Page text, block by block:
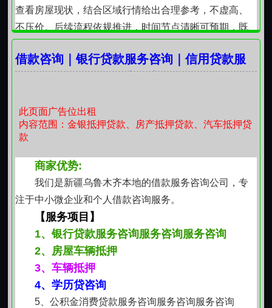
径。如遇临时性收入波动，可在约定框架内协商调整还
款安排。同时定期更新相关政策动向与金融知识要点，
帮助客户提升财务规划能力，逐步增强自主应对资金需
求变化的信心与手段。
查看房屋现状，结合区域行情给出合理参考，不虚高、
不压价。后续流程依规推进，时间节点清晰可预期，既
不止于房产，多元方式协同支持
正常缴存的公积金账户，梳理可支持的额度空间；或根
据经营年限、流水特征，匹配适合的经营类资金安排。
代，只做客观说明与合理建议。
尊重个体差异，不设统一门槛
不同年龄、职业、家庭结构的人，对资金使用的节
奏与期待各有不同。有人倾向一次性解决，有人偏好分
期调节；有人重视操作便捷性，有人更在意长期成本结
构。服务过程中不预设标准答案，而是倾听具体处境，
协助厘清优先级，再共同判断哪种方式当前更契合实
真实透明，从材料到反馈都经得起推敲
借款咨询｜银行贷款服务咨询｜信用贷款服
此页面广告位出租
内容范围：金银抵押贷款、房产抵押贷款、汽车抵押贷
款
商家优势:
我们是新疆乌鲁木齐本地的借款服务咨询公司，专
注于中小微企业和个人借款咨询服务。
【服务项目】
1、银行贷款服务咨询服务咨询服务咨询
2、房屋车辆抵押
3、车辆抵押
4、学历贷咨询
5、公积金消费贷款服务咨询服务咨询服务咨询